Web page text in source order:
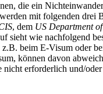
die ein
mit folgenden drei
, dem US Department
sieht wie nachfolgend
z.B. beim E-Visum oder
können davon
nicht erforderlich und/